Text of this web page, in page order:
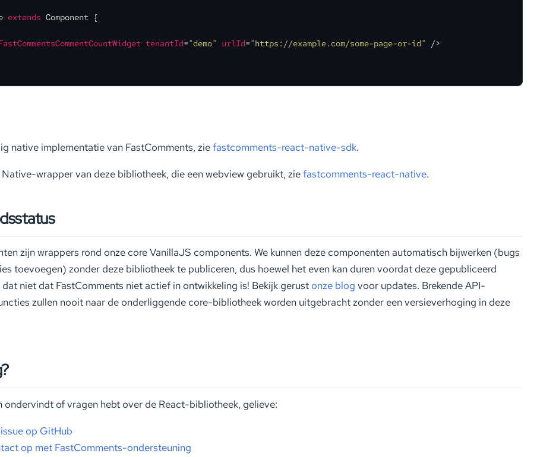
extends Component {
tenantId="demo" urlId="https://example.com/some-page-or-id"
/>
native implementatie van FastComments, ziefastcomments-react-native-sdk.
wrapper van deze bibliotheek, die een webview gebruikt, ziefastcomments-react-native.
zijn wrappers rond onze core VanillaJS components. We kunnen deze componenten automatisch bijwerken (bugs
toevoegen) zonder deze bibliotheek te publiceren, dus hoewel het even kan duren voordat deze gepubliceerd
niet dat FastComments niet actief in ontwikkeling is! Bekijk gerust onze blog voor updates. Brekende API-
zullen nooit naar de onderliggende core-bibliotheek worden uitgebracht zonder een versieverhoging in deze
ondervindt of vragen hebt over de React-bibliotheek, gelieve:
op GitHub
op met FastComments-ondersteuning